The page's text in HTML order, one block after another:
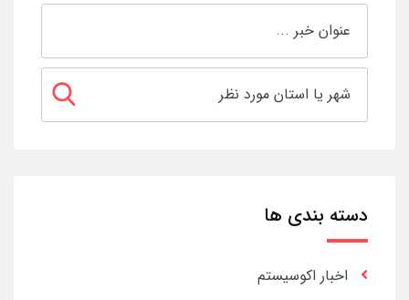
دسته بندی ها
اخبار اکوسیستم